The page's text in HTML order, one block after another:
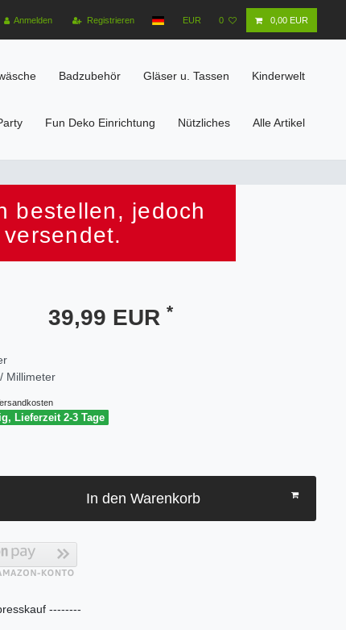
Anmelden Registrieren EUR 0 0,00 EUR
Badzubehör Gläser u. Tassen Kinderwelt
Fun Deko Einrichtung Nützliches Alle Artikel
bestellen, jedoch
39,99 EUR *
Millimeter
Lieferzeit 2-3 Tage
In den Warenkorb
--------